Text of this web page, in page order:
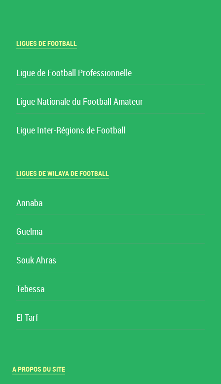
LIGUES DE FOOTBALL
Ligue de Football Professionnelle
Ligue Nationale du Football Amateur
Ligue Inter-Régions de Football
LIGUES DE WILAYA DE FOOTBALL
Annaba
Guelma
Souk Ahras
Tebessa
El Tarf
A PROPOS DU SITE